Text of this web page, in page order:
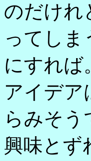
のだけれ
ってしま
にすれば
アイデア
らみそ
興味とず